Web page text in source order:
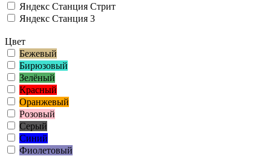
Яндекс Станция Стрит
Яндекс Станция 3
Цвет
Бежевый
Бирюзовый
Зелёный
Красный
Оранжевый
Розовый
Серый
Синий
Фиолетовый